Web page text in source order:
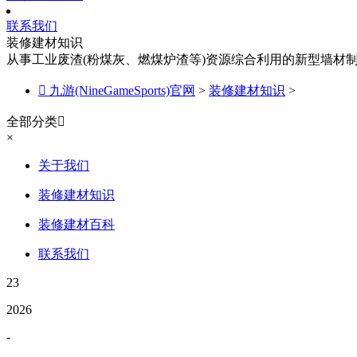
联系我们
装修建材知识
从事工业废渣(粉煤灰、燃煤炉渣等)资源综合利用的新型墙材
 九游(NineGameSports)官网 > 装修建材知识 >
全部分类
×
关于我们
装修建材知识
装修建材百科
联系我们
23
2026
-